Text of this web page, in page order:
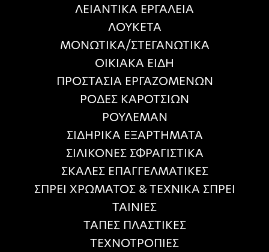
ΛΕΙΑΝΤΙΚΑ ΕΡΓΑΛΕΙΑ
ΛΟΥΚΕΤΑ
ΜΟΝΩΤΙΚΑ/ΣΤΕΓΑΝΩΤΙΚΑ
ΟΙΚΙΑΚΑ ΕΙΔΗ
ΠΡΟΣΤΑΣΙΑ ΕΡΓΑΖΟΜΕΝΩΝ
ΡΟΔΕΣ ΚΑΡΟΤΣΙΩΝ
ΡΟΥΛΕΜΑΝ
ΣΙΔΗΡΙΚΑ ΕΞΑΡΤΗΜΑΤΑ
ΣΙΛΙΚΟΝΕΣ ΣΦΡΑΓΙΣΤΙΚΑ
ΣΚΑΛΕΣ ΕΠΑΓΓΕΛΜΑΤΙΚΕΣ
ΣΠΡΕΙ ΧΡΩΜΑΤΟΣ & ΤΕΧΝΙΚΑ ΣΠΡΕΙ
ΤΑΙΝΙΕΣ
ΤΑΠΕΣ ΠΛΑΣΤΙΚΕΣ
ΤΕΧΝΟΤΡΟΠΙΕΣ